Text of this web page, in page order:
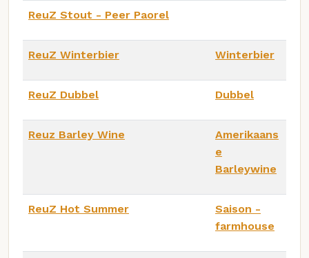
ReuZ Stout - Peer Paorel
ReuZ Winterbier Winterbier
ReuZ Dubbel Dubbel
Reuz Barley Wine
Amerikaans
e
Barleywine
ReuZ Hot Summer
Saison -
farmhouse